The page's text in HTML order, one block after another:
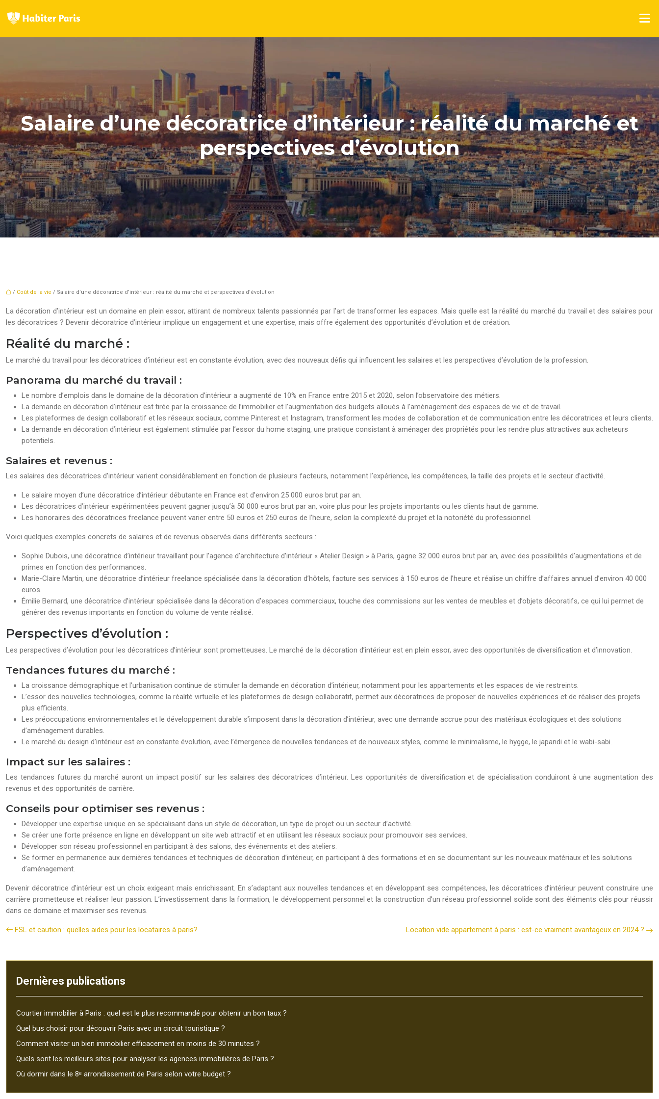
Salaire d’une décoratrice d’intérieur : réalité du marché et
perspectives d’évolution
/ Coût de la vie / Salaire d’une décoratrice d’intérieur : réalité du marché et perspectives d’évolution
La décoration d’intérieur est un domaine en plein essor, attirant de nombreux talents passionnés par l’art de transformer les espaces. Mais quelle est la réalité du marché du travail et des salaires pour
les décoratrices ? Devenir décoratrice d’intérieur implique un engagement et une expertise, mais offre également des opportunités d’évolution et de création.
Réalité du marché :
Le marché du travail pour les décoratrices d’intérieur est en constante évolution, avec des nouveaux défis qui influencent les salaires et les perspectives d’évolution de la profession.
Panorama du marché du travail :
Le nombre d’emplois dans le domaine de la décoration d’intérieur a augmenté de 10% en France entre 2015 et 2020, selon l’observatoire des métiers.
La demande en décoration d’intérieur est tirée par la croissance de l’immobilier et l’augmentation des budgets alloués à l’aménagement des espaces de vie et de travail.
Les plateformes de design collaboratif et les réseaux sociaux, comme Pinterest et Instagram, transforment les modes de collaboration et de communication entre les décoratrices et leurs clients.
La demande en décoration d’intérieur est également stimulée par l’essor du home staging, une pratique consistant à aménager des propriétés pour les rendre plus attractives aux acheteurs
potentiels.
Salaires et revenus :
Les salaires des décoratrices d’intérieur varient considérablement en fonction de plusieurs facteurs, notamment l’expérience, les compétences, la taille des projets et le secteur d’activité.
Le salaire moyen d’une décoratrice d’intérieur débutante en France est d’environ 25 000 euros brut par an.
Les décoratrices d’intérieur expérimentées peuvent gagner jusqu’à 50 000 euros brut par an, voire plus pour les projets importants ou les clients haut de gamme.
Les honoraires des décoratrices freelance peuvent varier entre 50 euros et 250 euros de l’heure, selon la complexité du projet et la notoriété du professionnel.
Voici quelques exemples concrets de salaires et de revenus observés dans différents secteurs :
Sophie Dubois, une décoratrice d’intérieur travaillant pour l’agence d’architecture d’intérieur « Atelier Design » à Paris, gagne 32 000 euros brut par an, avec des possibilités d’augmentations et de
primes en fonction des performances.
Marie-Claire Martin, une décoratrice d’intérieur freelance spécialisée dans la décoration d’hôtels, facture ses services à 150 euros de l’heure et réalise un chiffre d’affaires annuel d’environ 40 000
euros.
Émilie Bernard, une décoratrice d’intérieur spécialisée dans la décoration d’espaces commerciaux, touche des commissions sur les ventes de meubles et d’objets décoratifs, ce qui lui permet de
générer des revenus importants en fonction du volume de vente réalisé.
Perspectives d’évolution :
Les perspectives d’évolution pour les décoratrices d’intérieur sont prometteuses. Le marché de la décoration d’intérieur est en plein essor, avec des opportunités de diversification et d’innovation.
Tendances futures du marché :
La croissance démographique et l’urbanisation continue de stimuler la demande en décoration d’intérieur, notamment pour les appartements et les espaces de vie restreints.
L’essor des nouvelles technologies, comme la réalité virtuelle et les plateformes de design collaboratif, permet aux décoratrices de proposer de nouvelles expériences et de réaliser des projets
plus efficients.
Les préoccupations environnementales et le développement durable s’imposent dans la décoration d’intérieur, avec une demande accrue pour des matériaux écologiques et des solutions
d’aménagement durables.
Le marché du design d’intérieur est en constante évolution, avec l’émergence de nouvelles tendances et de nouveaux styles, comme le minimalisme, le hygge, le japandi et le wabi-sabi.
Impact sur les salaires :
Les tendances futures du marché auront un impact positif sur les salaires des décoratrices d’intérieur. Les opportunités de diversification et de spécialisation conduiront à une augmentation des
revenus et des opportunités de carrière.
Conseils pour optimiser ses revenus :
Développer une expertise unique en se spécialisant dans un style de décoration, un type de projet ou un secteur d’activité.
Se créer une forte présence en ligne en développant un site web attractif et en utilisant les réseaux sociaux pour promouvoir ses services.
Développer son réseau professionnel en participant à des salons, des événements et des ateliers.
Se former en permanence aux dernières tendances et techniques de décoration d’intérieur, en participant à des formations et en se documentant sur les nouveaux matériaux et les solutions
d’aménagement.
Devenir décoratrice d’intérieur est un choix exigeant mais enrichissant. En s’adaptant aux nouvelles tendances et en développant ses compétences, les décoratrices d’intérieur peuvent construire une
carrière prometteuse et réaliser leur passion. L’investissement dans la formation, le développement personnel et la construction d’un réseau professionnel solide sont des éléments clés pour réussir
dans ce domaine et maximiser ses revenus.
FSL et caution : quelles aides pour les locataires à paris? Location vide appartement à paris : est-ce vraiment avantageux en 2024 ?
Dernières publications
Courtier immobilier à Paris : quel est le plus recommandé pour obtenir un bon taux ?
Quel bus choisir pour découvrir Paris avec un circuit touristique ?
Comment visiter un bien immobilier efficacement en moins de 30 minutes ?
Quels sont les meilleurs sites pour analyser les agences immobilières de Paris ?
Où dormir dans le 8ᵉ arrondissement de Paris selon votre budget ?